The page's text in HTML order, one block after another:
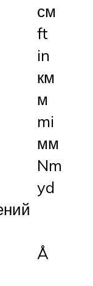
см
ft
in
км
м
mi
мм
Nm
yd
Å